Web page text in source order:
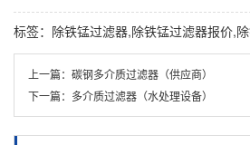
标签：除铁锰过滤器,除铁锰过滤器报价,
上一篇： 碳钢多介质过滤器（供应商）
下一篇： 多介质过滤器（水处理设备）